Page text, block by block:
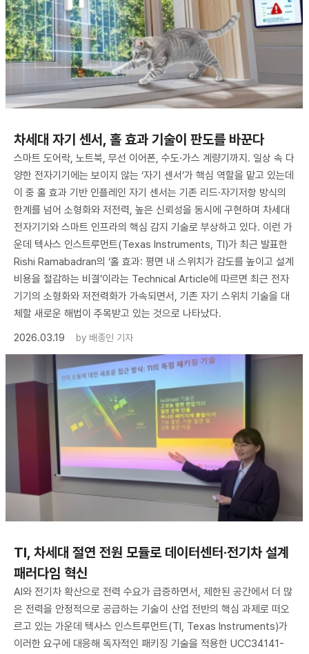
차세대 자기 센서, 홀 효과 기술이 판도를 바꾼다
스마트 도어락, 노트북, 무선 이어폰, 수도·가스 계량기까지. 일상 속 다
양한 전자기기에는 보이지 않는 ‘자기 센서’가 핵심 역할을 맡고 있는데
이 중 홀 효과 기반 인플레인 자기 센서는 기존 리드·자기저항 방식의
한계를 넘어 소형화와 저전력, 높은 신뢰성을 동시에 구현하며 차세대
전자기기와 스마트 인프라의 핵심 감지 기술로 부상하고 있다. 이런 가
운데 텍사스 인스트루먼트(Texas Instruments, TI)가 최근 발표한
Rishi Ramabadran의 ‘홀 효과: 평면 내 스위치가 감도를 높이고 설계
비용을 절감하는 비결’이라는 Technical Article에 따르면 최근 전자
기기의 소형화와 저전력화가 가속되면서, 기존 자기 스위치 기술을 대
체할 새로운 해법이 주목받고 있는 것으로 나타났다.
2026.03.19
by 배종인 기자
TI, 차세대 절연 전원 모듈로 데이터센터·전기차 설계
패러다임 혁신
AI와 전기차 확산으로 전력 수요가 급증하면서, 제한된 공간에서 더 많
은 전력을 안정적으로 공급하는 기술이 산업 전반의 핵심 과제로 떠오
르고 있는 가운데 텍사스 인스트루먼트(TI, Texas Instruments)가
이러한 요구에 대응해 독자적인 패키징 기술을 적용한 UCC34141-